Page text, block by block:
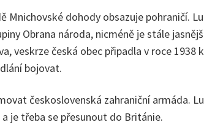
Mnichovské dohody obsazuje pohraničí.
Obrana národa, nicméně je stále
veskrze česká obec připadla v roce
bojovat.
československá zahraniční armáda.
je třeba se přesunout do Británie.